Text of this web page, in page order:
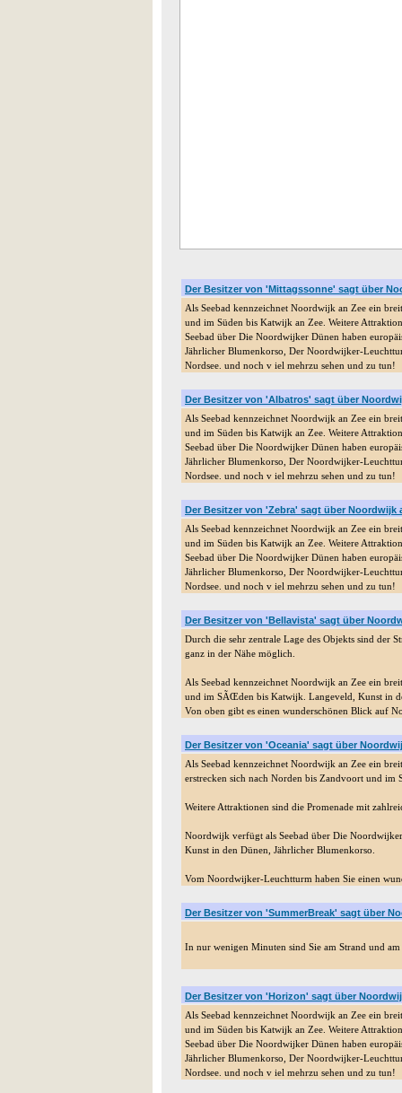
Der Besitzer von 'Mittagssonne' sagt über
Als Seebad kennzeichnet Noordwijk an Zee ein
und im Süden bis Katwijk an Zee. Weitere
Seebad über Die Noordwijker Dünen haben
Jährlicher Blumenkorso, Der Noordwijker-
Nordsee. und noch v iel mehrzu sehen und zu tun!
Der Besitzer von 'Albatros' sagt über
Als Seebad kennzeichnet Noordwijk an Zee ein
und im Süden bis Katwijk an Zee. Weitere
Seebad über Die Noordwijker Dünen haben
Jährlicher Blumenkorso, Der Noordwijker-
Nordsee. und noch v iel mehrzu sehen und zu tun!
Der Besitzer von 'Zebra' sagt über Noordwijk
Als Seebad kennzeichnet Noordwijk an Zee ein
und im Süden bis Katwijk an Zee. Weitere
Seebad über Die Noordwijker Dünen haben
Jährlicher Blumenkorso, Der Noordwijker-
Nordsee. und noch v iel mehrzu sehen und zu tun!
Der Besitzer von 'Bellavista' sagt über
Durch die sehr zentrale Lage des Objekts sind der
ganz in der Nähe möglich.
Als Seebad kennzeichnet Noordwijk an Zee ein
und im SÃŒden bis Katwijk. Langeveld, Kunst in
Von oben gibt es einen wunderschönen Blick auf
Der Besitzer von 'Oceania' sagt über
Als Seebad kennzeichnet Noordwijk an Zee ein
erstrecken sich nach Norden bis Zandvoort und im
Weitere Attraktionen sind die Promenade mit
Noordwijk verfügt als Seebad über Die
Kunst in den Dünen, Jährlicher Blumenkorso.
Vom Noordwijker-Leuchtturm haben Sie einen
Der Besitzer von 'SummerBreak' sagt über
In nur wenigen Minuten sind Sie am Strand und
Der Besitzer von 'Horizon' sagt über
Als Seebad kennzeichnet Noordwijk an Zee ein
und im Süden bis Katwijk an Zee. Weitere
Seebad über Die Noordwijker Dünen haben
Jährlicher Blumenkorso, Der Noordwijker-
Nordsee. und noch v iel mehrzu sehen und zu tun!